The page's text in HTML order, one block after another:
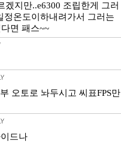
지만..e6300 조립한게 그러
정온도이하내려가서 그러는
면 패스~~
오토로 놔두시고 씨표FPS만
드나